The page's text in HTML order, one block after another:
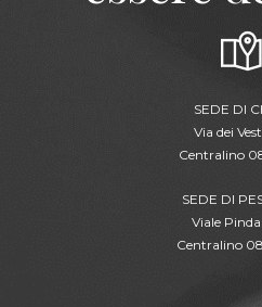
SEDE DI
Via dei
Centralino
SEDE DI
Viale
Centralino